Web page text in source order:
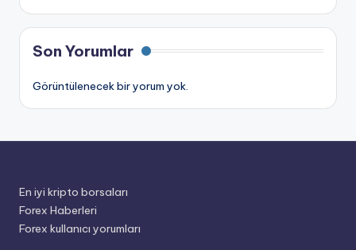
Son Yorumlar
Görüntülenecek bir yorum yok.
En iyi kripto borsaları
Forex Haberleri
Forex kullanıcı yorumları